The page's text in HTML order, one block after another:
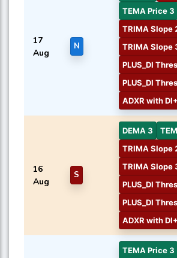
17
Aug
N
TEMA Price 3
TRIMA Slope
TRIMA Slope
PLUS_DI
PLUS_DI
ADXR with
16
Aug
S
DEMA 3
TRIMA Slope
TRIMA Slope
PLUS_DI
PLUS_DI
ADXR with
TEMA Price 3